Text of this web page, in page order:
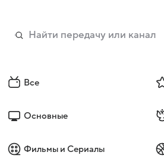
Все
Основные
Фильмы и Сериалы